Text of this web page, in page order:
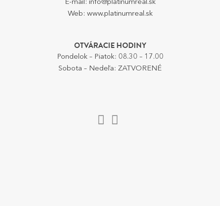
E-mail: info@platinumreal.sk
Web: www.platinumreal.sk
OTVÁRACIE HODINY
Pondelok – Piatok: 08.30 – 17.00
Sobota – Nedeľa: ZATVORENÉ